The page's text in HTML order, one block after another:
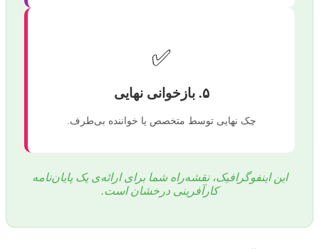
✅
۵. بازخوانی نهایی
چک نهایی توسط متخصص یا خواننده بی‌طرف.
این اینفوگرافیک، نقشه‌راه شما برای ارائه‌ی یک پایان‌نامه
کارآفرینی درخشان است.